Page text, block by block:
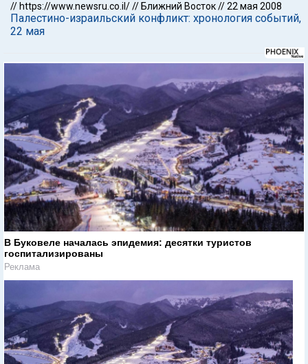
// https://www.newsru.co.il/// Ближний Восток//22 мая 2008
Палестино-израильский конфликт: хронология событий,
22 мая
В Буковеле началась эпидемия: десятки туристов
госпитализированы
Реклама